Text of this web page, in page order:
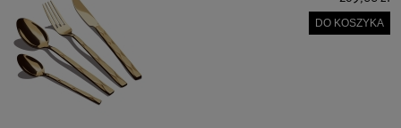
DO KOSZYKA